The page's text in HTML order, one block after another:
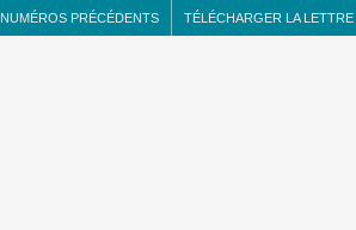
NUMÉROS PRÉCÉDENTS TÉLÉCHARGER LA LETTRE